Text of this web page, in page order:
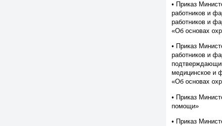
• Приказ
работников и
работников и
«Об основах
• Приказ
работников и
медицинское и
«Об основах
• Приказ
помощи»
• Приказ